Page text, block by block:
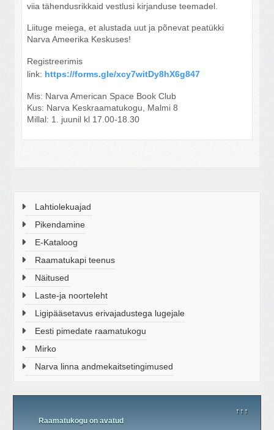
↑↑↑
Raamatukogu on avatud
Lahtiolekuajad
Pikendamine
E-Kataloog
Raamatukapi teenus
Näitused
Laste-ja noorteleht
Ligipääsetavus erivajadustega lugejale
Eesti pimedate raamatukogu
Mirko
Narva linna andmekaitsetingimused
viia tähendusrikkaid vestlusi kirjanduse teemadel.
Liituge meiega, et alustada uut ja põnevat peatükki
Narva Ameerika Keskuses!
Registreerimis
link: https://forms.gle/xcy7witDy8hX6g847
Mis: Narva American Space Book Club
Kus: Narva Keskraamatukogu, Malmi 8
Millal: 1. juunil kl 17.00-18.30